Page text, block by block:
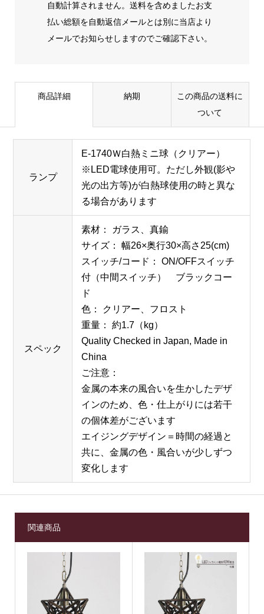
自動計算されません。送料を含めましたお支
払い総額を自動返信メールとは別に当店より
メールでお知らせしますのでご確認下さい。
商品詳細 納期
この商品の送料に
ついて
ランプ
E-1740Ｗ白熱ミニ球（クリアー）
※LED電球使用可。ただし外観(影や
光の出方等)が白熱球使用の時と異な
る場合があります
スペック
素材： ガラス、真鍮
サイズ： 幅26×奥行30×高さ25(cm)
スイッチ/コード： ON/OFFスイッチ
付（中間スイッチ） ブラックコー
ド
色： クリアー、フロスト
重量： 約1.7（kg）
Quality Checked in Japan, Made in
China
ご注意：
金属の本来の風合いを生かしたデザ
インのため、色・仕上がりには若干
の個体差がございます
エイジングデザイン＝時間の経過と
共に、金属の色・風合いが少しずつ
変化します
関連商品